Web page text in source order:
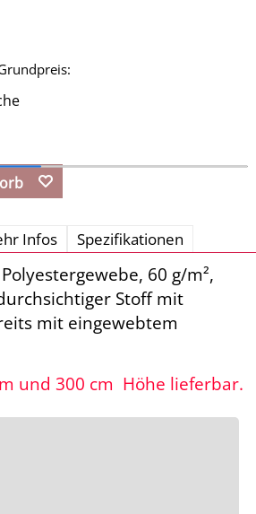
Infos Spezifikationen
60 g/m²,
Stoff mit
mit eingewebtem
und 300 cm Höhe lieferbar.